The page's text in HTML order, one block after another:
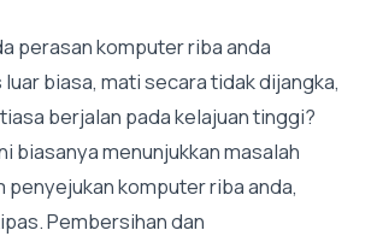
perasan komputer riba anda
biasa, mati secara tidak dijangka,
berjalan pada kelajuan tinggi?
biasanya menunjukkan masalah
komputer riba anda,
Pembersihan dan